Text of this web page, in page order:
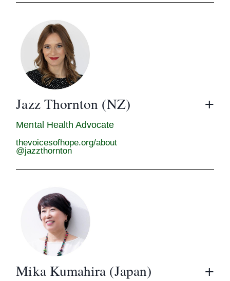
Jazz Thornton (NZ)
Mental Health Advocate
thevoicesofhope.org/about
@jazzthornton
Mika Kumahira (Japan)